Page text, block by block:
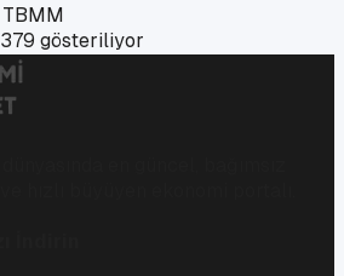
TBMM
gösteriliyor